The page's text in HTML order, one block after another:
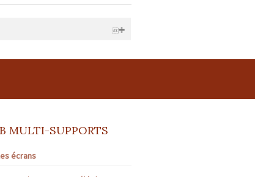
garantie financière : *
MULTI-SUPPORTS
écrans